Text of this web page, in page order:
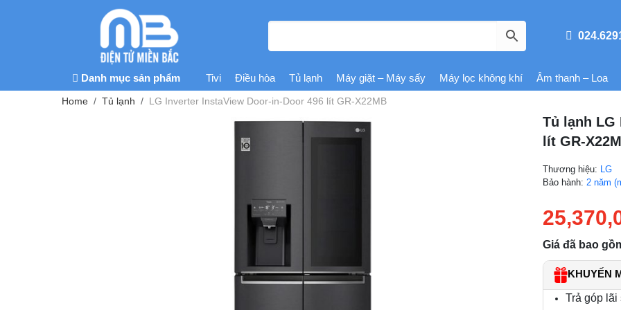
Danh mục sản phẩm Tivi Điều hòa Tủ lạnh Máy giặt – Máy sấy Máy lọc không khí Âm thanh – Loa
Home Tủ lạnh LG Inverter InstaView Door-in-Door 496 lít GR-X22MB
Tủ lạnh LG
lít GR-
Thương hiệu:
LG
Bảo hành: 2 năm
Giá đã bao
KHUYẾN
Trả góp